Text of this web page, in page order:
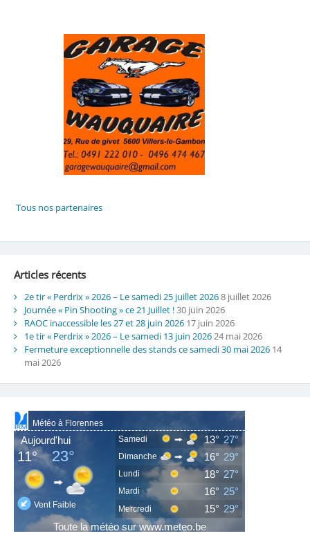
Tous nos partenaires
Articles récents
2e tir « Perdrix » 2026 – Le samedi 25 juillet 20268 juillet 2026
Journée « Pin Shooting » ce 21 Juillet !30 juin 2026
RAOC inaccessible les 27 et 28 juin 2026 17 juin 2026
1e tir « Perdrix » 2026 – Le samedi 13 juin 202624 mai 2026
Fermeture exceptionnelle des stands ce samedi 30 mai 2026 14
mai 2026